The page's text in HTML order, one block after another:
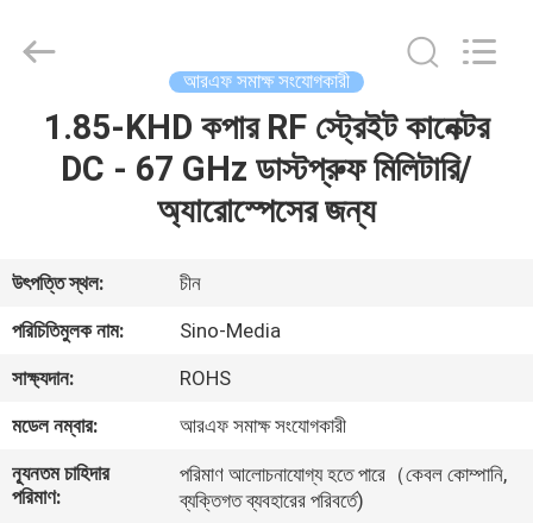
ভিডিও
সম্বন্ধে
কারখানা
Technology
Reserved.
আরএফ সমাক্ষ সংযোগকারী
1.85-KHD কপার RF স্ট্রেইট কানেক্টর
DC - 67 GHz ডাস্টপ্রুফ মিলিটারি/
অ্যারোস্পেসের জন্য
উৎপত্তি স্থল:
চীন
পরিচিতিমুলক নাম:
Sino-Media
সাক্ষ্যদান:
ROHS
মডেল নম্বার:
আরএফ সমাক্ষ সংযোগকারী
ন্যূনতম চাহিদার
পরিমাণ:
পরিমাণ আলোচনাযোগ্য হতে পারে（কেবল কোম্পানি,
ব্যক্তিগত ব্যবহারের পরিবর্তে)